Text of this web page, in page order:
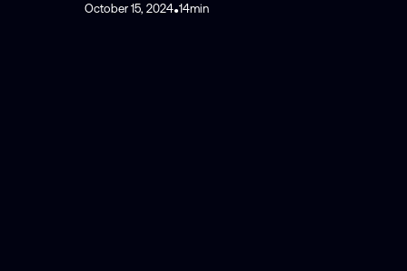
October 15, 2024•14min